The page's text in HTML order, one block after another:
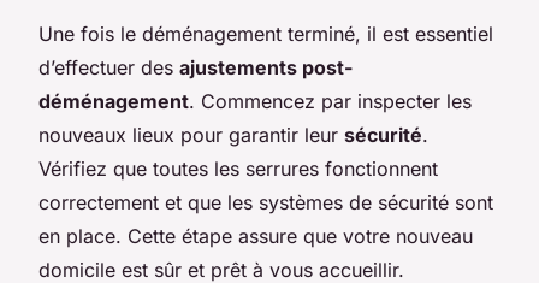
Une fois le déménagement terminé, il est essentiel
d’effectuer des ajustements post-
déménagement. Commencez par inspecter les
nouveaux lieux pour garantir leur sécurité.
Vérifiez que toutes les serrures fonctionnent
correctement et que les systèmes de sécurité sont
en place. Cette étape assure que votre nouveau
domicile est sûr et prêt à vous accueillir.